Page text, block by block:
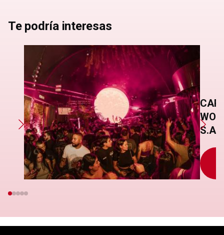
Te podría interesas